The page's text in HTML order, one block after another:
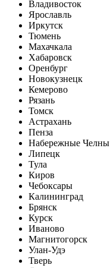
Владивосток
Ярославль
Иркутск
Тюмень
Махачкала
Хабаровск
Оренбург
Новокузнецк
Кемерово
Рязань
Томск
Астрахань
Пенза
Набережные Челны
Липецк
Тула
Киров
Чебоксары
Калининград
Брянск
Курск
Иваново
Магнитогорск
Улан-Удэ
Тверь